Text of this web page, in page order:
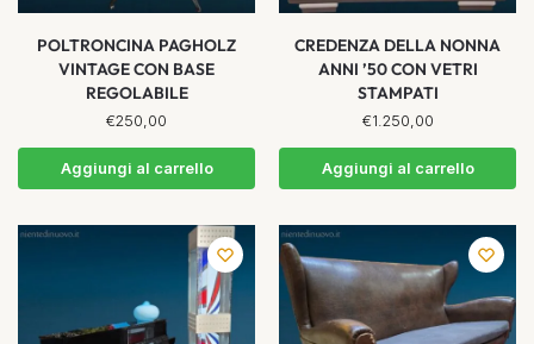
POLTRONCINA PAGHOLZ
VINTAGE CON BASE
REGOLABILE
€250,00
Aggiungi al carrello
CREDENZA DELLA NONNA
ANNI ’50 CON VETRI
STAMPATI
€1.250,00
Aggiungi al carrello